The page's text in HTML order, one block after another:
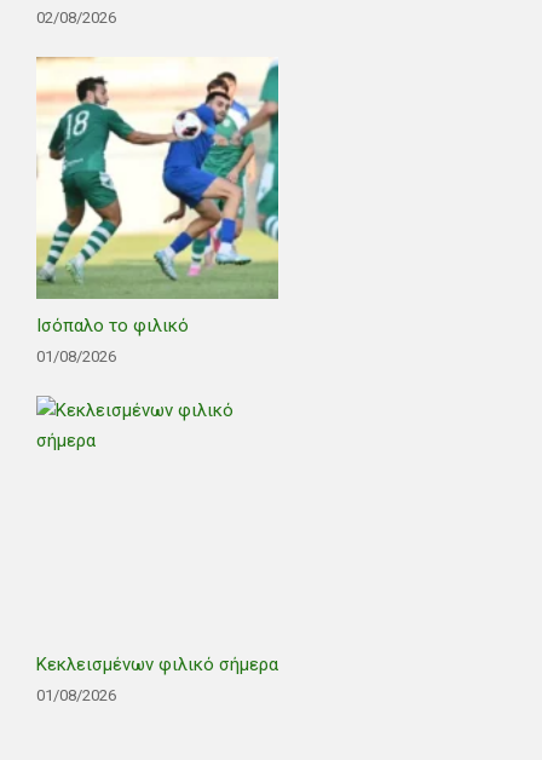
02/08/2026
Ισόπαλο το φιλικό
01/08/2026
Κεκλεισμένων φιλικό σήμερα
01/08/2026